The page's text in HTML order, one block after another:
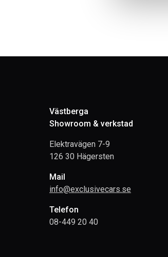
Västberga
Showroom & verkstad
Elektravägen 7-9
126 30 Hägersten
Mail
info@exclusivecars.se
Telefon
08-449 20 40